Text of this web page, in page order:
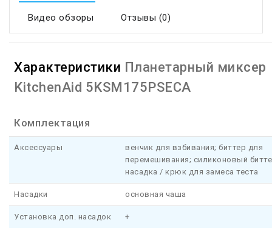
Видео обзоры Отзывы (0)
Характеристики Планетарный миксер
KitchenAid 5KSM175PSECA
Комплектация
Аксессуары
венчик для взбивания; биттер для
перемешивания; силиконовый
насадка / крюк для замеса теста
Насадки основная чаша
Установка доп. насадок +